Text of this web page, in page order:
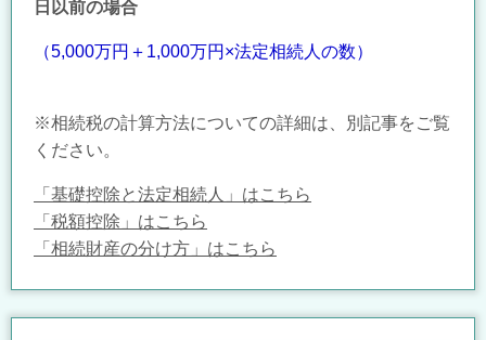
日以前の場合
（5,000万円＋1,000万円×法定相続人の数）
※相続税の計算方法についての詳細は、別記事をご覧
ください。
「基礎控除と法定相続人」はこちら
「税額控除」はこちら
「相続財産の分け方」はこちら